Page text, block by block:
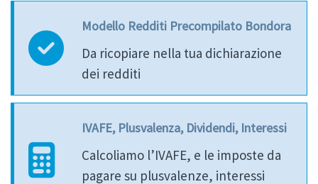
Modello Redditi Precompilato Bondora
Da ricopiare nella tua dichiarazione
dei redditi
IVAFE, Plusvalenza, Dividendi, Interessi
Calcoliamo l’IVAFE, e le imposte da
pagare su plusvalenze, interessi